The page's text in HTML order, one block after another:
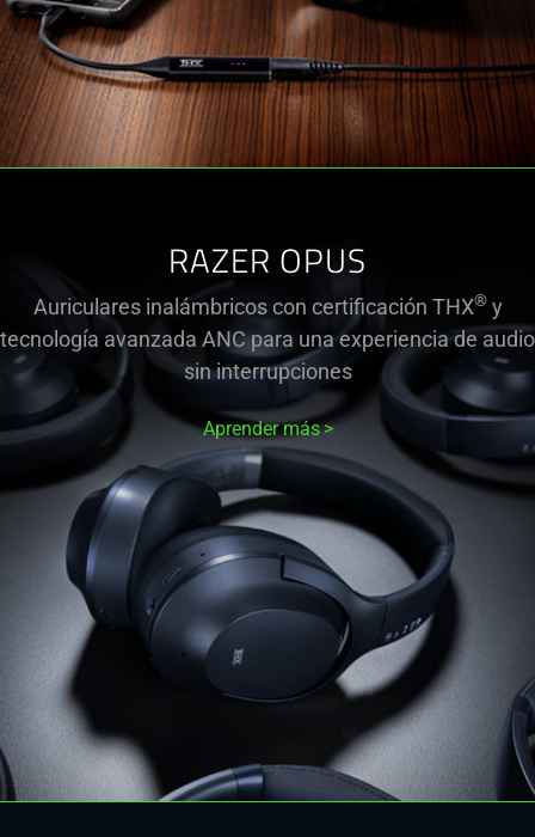
RAZER OPUS
Auriculares inalámbricos con certificación THX®y
tecnología avanzada ANC para una experiencia de audio
sin interrupciones
Aprender más